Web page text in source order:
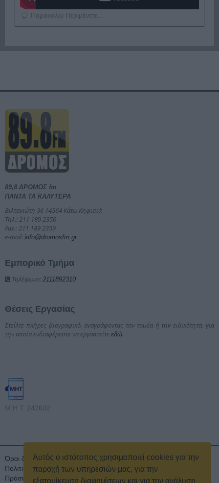
Αυτός ο ιστότοπος χρησιμοποιεί cookies για την
παροχή των υπηρεσιών μας, για την
εξατομίκευση διαφημίσεων και για την ανάλυση
Παρακαλώ Περιμένετε...
89,8 ΔΡΟΜΟΣ fm
ΠΑΝΤΑ ΤΑ ΚΑΛΥΤΕΡΑ
Βιλτανιώτη 36 14564 Κάτω Κηφισιά
Τηλ.: 211 189 2350
Fax.: 211 189 2359
e-mail: info@dromosfm.gr
Εμπορικό Τμήμα
Τηλέφωνο: 2111892310
Θέσεις Εργασίας
Στείλτε πλήρες βιογραφικό, αναγράφοντας τον τομέα ή την ειδικότητα, για
την οποία ενδιαφέρεστε να εργαστείτε εδώ.
Μ.Η.Τ. 242602
Όροι διαγωνισμού Όροι Χρήσης
Ταυτότητα
Πολιτική Απορρήτου & Cookies
Επικοινωνία
Οικονομικά στοιχεία
Πρόσκληση τακτικής γενικής συνέλευσης
Κρατική Διαφήμιση